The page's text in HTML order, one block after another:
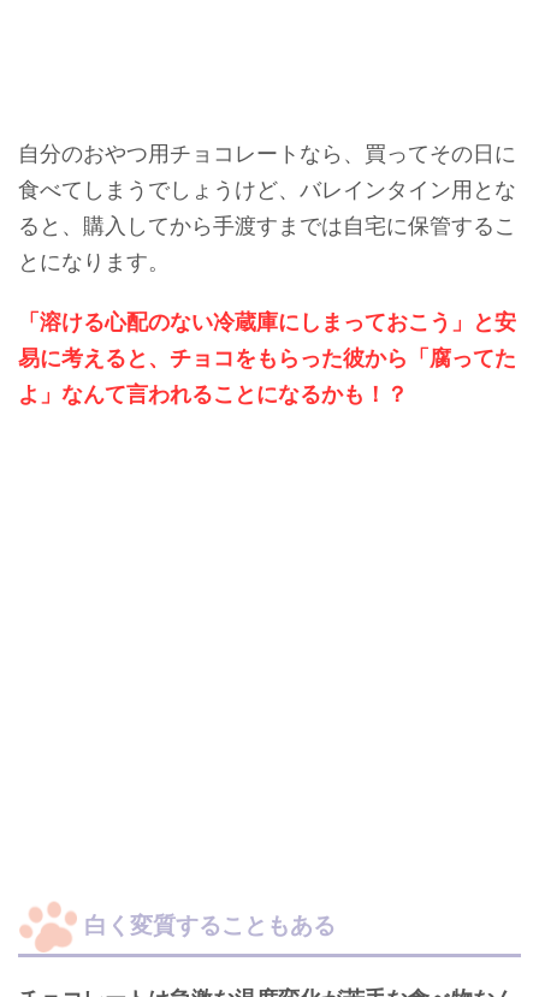
自分のおやつ用チョコレートなら、買ってその日に
食べてしまうでしょうけど、バレインタイン用とな
ると、購入してから手渡すまでは自宅に保管するこ
とになります。
「溶ける心配のない冷蔵庫にしまっておこう」と安
易に考えると、チョコをもらった彼から「腐ってた
よ」なんて言われることになるかも！？
白く変質することもある